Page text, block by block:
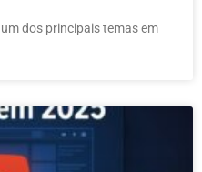
dos principais temas em